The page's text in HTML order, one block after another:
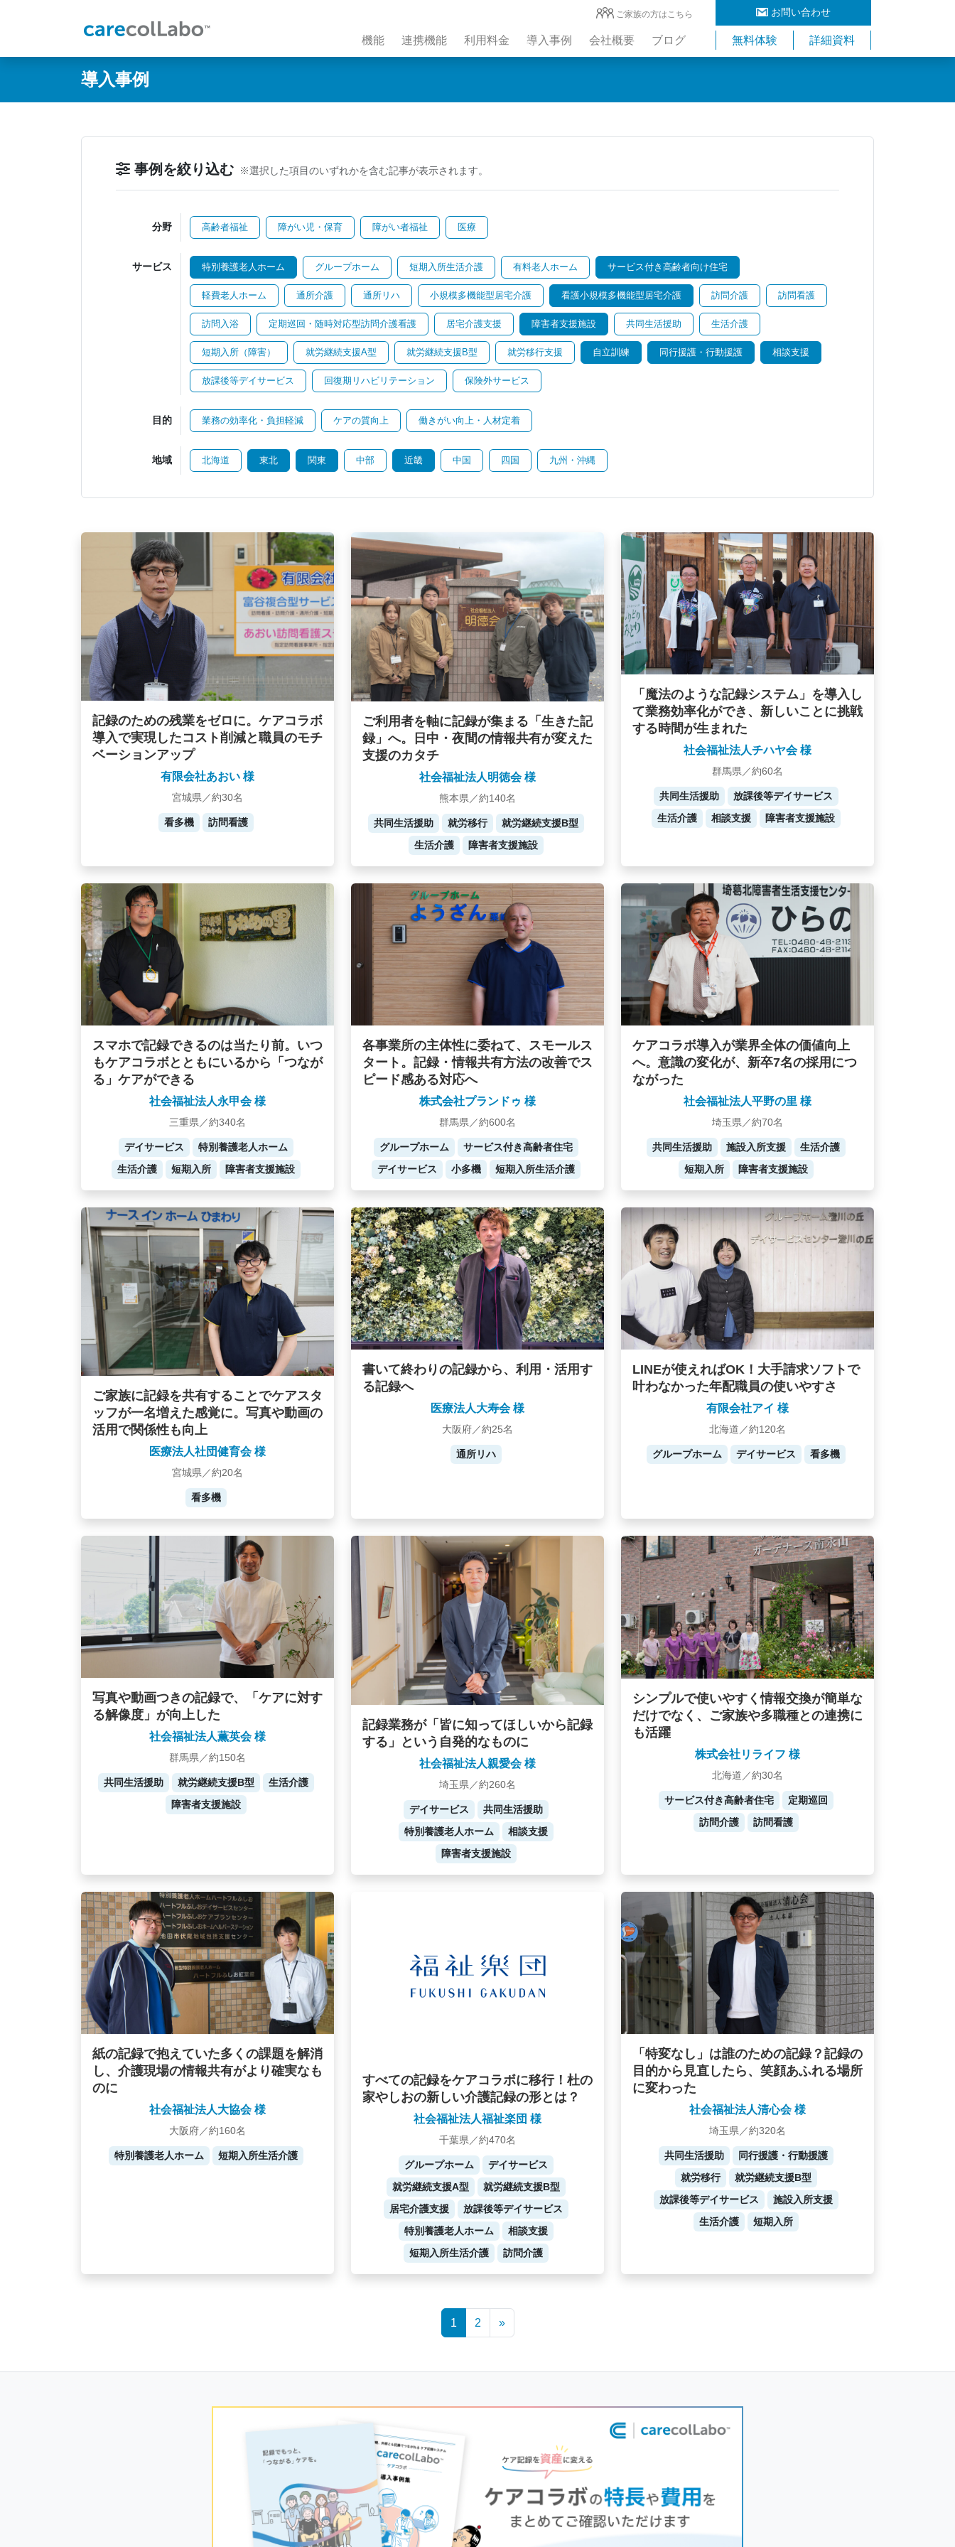
お問い合わせ
ご家族の方はこちら
機能 連携機能 利用料金 導入事例 会社概要 ブログ 無料体験 詳細資料
導入事例
事例を絞り込む ※選択した項目のいずれかを含む記事が表示されます。
分野 高齢者福祉 障がい児・保育 障がい者福祉 医療
サービス 特別養護老人ホーム グループホーム 短期入所生活介護 有料老人ホーム サービス付き高齢者向け住宅
軽費老人ホーム 通所介護 通所リハ 小規模多機能型居宅介護 看護小規模多機能型居宅介護 訪問介護 訪問看護
訪問入浴 定期巡回・随時対応型訪問介護看護 居宅介護支援 障害者支援施設 共同生活援助 生活介護
短期入所（障害） 就労継続支援A型 就労継続支援B型 就労移行支援 自立訓練 同行援護・行動援護 相談支援
放課後等デイサービス 回復期リハビリテーション 保険外サービス
目的 業務の効率化・負担軽減 ケアの質向上 働きがい向上・人材定着
地域 北海道 東北 関東 中部 近畿 中国 四国 九州・沖縄
記録のための残業をゼロに。ケアコラボ
導入で実現したコスト削減と職員のモチ
ベーションアップ
有限会社あおい 様
宮城県／約30名
看多機 訪問看護
ご利用者を軸に記録が集まる「生きた記
録」へ。日中・夜間の情報共有が変えた
支援のカタチ
社会福祉法人明徳会 様
熊本県／約140名
共同生活援助 就労移行
就労継続支援B型
生活介護
障害者支援施設
「魔法のような記録システム」を導入し
て業務効率化ができ、新しいことに挑戦
する時間が生まれた
社会福祉法人チハヤ会 様
群馬県／約60名
共同生活援助
放課後等デイサービス
生活介護
相談支援 障害者支援施設
スマホで記録できるのは当たり前。いつ
もケアコラボとともにいるから「つなが
る」ケアができる
社会福祉法人永甲会 様
三重県／約340名
デイサービス
特別養護老人ホーム
生活介護
短期入所 障害者支援施設
各事業所の主体性に委ねて、スモールス
タート。記録・情報共有方法の改善でス
ピード感ある対応へ
株式会社プランドゥ 様
群馬県／約600名
グループホーム
サービス付き高齢者住宅
デイサービス
小多機 短期入所生活介護
ケアコラボ導入が業界全体の価値向上
へ。意識の変化が、新卒7名の採用につ
ながった
社会福祉法人平野の里 様
埼玉県／約70名
共同生活援助 施設入所支援
生活介護
短期入所
障害者支援施設
ご家族に記録を共有することでケアスタ
ッフが一名増えた感覚に。写真や動画の
活用で関係性も向上
医療法人社団健育会 様
宮城県／約20名
看多機
書いて終わりの記録から、利用・活用す
る記録へ
医療法人大寿会 様
大阪府／約25名
通所リハ
LINEが使えればOK！大手請求ソフトで
叶わなかった年配職員の使いやすさ
有限会社アイ 様
北海道／約120名
グループホーム デイサービス 看多機
写真や動画つきの記録で、「ケアに対す
る解像度」が向上した
社会福祉法人薫英会 様
群馬県／約150名
共同生活援助 就労継続支援B型
生活介護
障害者支援施設
記録業務が「皆に知ってほしいから記録
する」という自発的なものに
社会福祉法人親愛会 様
埼玉県／約260名
デイサービス
共同生活援助
特別養護老人ホーム
相談支援
障害者支援施設
シンプルで使いやすく情報交換が簡単な
だけでなく、ご家族や多職種との連携に
も活躍
株式会社リライフ 様
北海道／約30名
サービス付き高齢者住宅
定期巡回
訪問介護
訪問看護
紙の記録で抱えていた多くの課題を解消
し、介護現場の情報共有がより確実なも
のに
社会福祉法人大協会 様
大阪府／約160名
特別養護老人ホーム 短期入所生活介護
すべての記録をケアコラボに移行！杜の
家やしおの新しい介護記録の形とは？
社会福祉法人福祉楽団 様
千葉県／約470名
グループホーム
デイサービス
就労継続支援A型
就労継続支援B型
居宅介護支援
放課後等デイサービス
特別養護老人ホーム
相談支援
短期入所生活介護
訪問介護
「特変なし」は誰のための記録？記録の
目的から見直したら、笑顔あふれる場所
に変わった
社会福祉法人清心会 様
埼玉県／約320名
共同生活援助
同行援護・行動援護
就労移行
就労継続支援B型
放課後等デイサービス
施設入所支援
生活介護
短期入所
1 2 »